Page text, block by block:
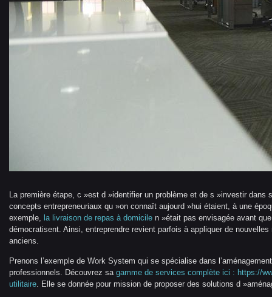
La première étape, c »est d »identifier un problème et de s »investir dans
concepts entrepreneuriaux qu »on connaît aujourd »hui étaient, à une
exemple, la livraison de repas à domicile n »était pas envisagée avant
démocratisent. Ainsi, entreprendre revient parfois à appliquer de
anciens.
Prenons l’exemple de Work System qui se spécialise dans
professionnels. Découvrez sa gamme de services complète ici : https://
utilitaire. Elle se donnée pour mission de proposer des solutions d